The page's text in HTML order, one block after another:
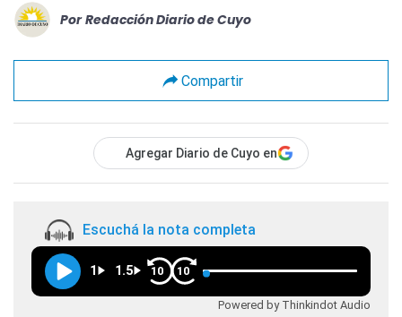
Por Redacción Diario de Cuyo
Compartir
Agregar Diario de Cuyo en
Escuchá la nota completa
1 1.5 10 10
Powered by Thinkindot Audio